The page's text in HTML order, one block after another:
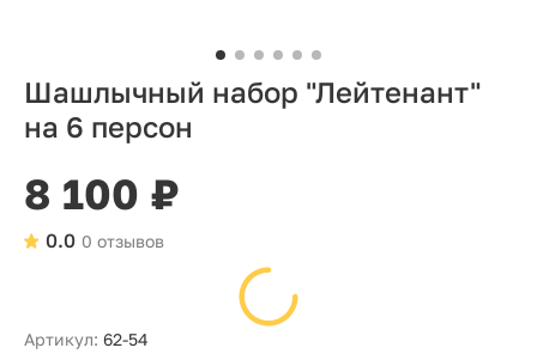
Шашлычный набор "Лейтенант"
на 6 персон
8 100 ₽
0 отзывов
0.0
Артикул: 62-54